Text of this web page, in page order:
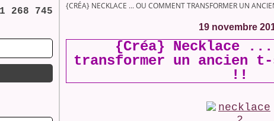
1 268 745
{CRÉA} NECKLACE ... OU COMMENT TRANSFORMER UN
19 novembre
{Créa} Necklace ...
transformer un ancien
!!